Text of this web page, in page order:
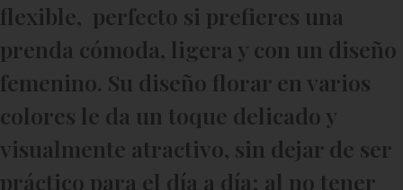
flexible, perfecto si prefieres una
prenda cómoda, ligera y con un diseño
femenino. Su diseño florar en varios
colores le da un toque delicado y
visualmente atractivo, sin dejar de ser
práctico para el día a día; al no tener